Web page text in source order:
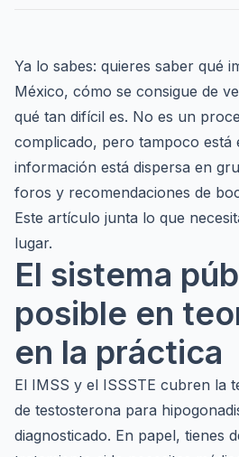
Ya lo sabes: quieres saber qué
México, cómo se consigue de
qué tan difícil es. No es un
complicado, pero tampoco está
información está dispersa en
foros y recomendaciones de
Este artículo junta lo que
lugar.
El sistema
posible en
en la práctica
El IMSS y el ISSSTE cubren la
de testosterona para
diagnosticado. En papel, tienes